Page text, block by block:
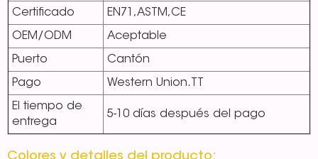
Certificado EN71,ASTM,CE
OEM/ODM Aceptable
Puerto Cantón
Pago Western Union.TT
El tiempo de
entrega
5-10 días después del pago